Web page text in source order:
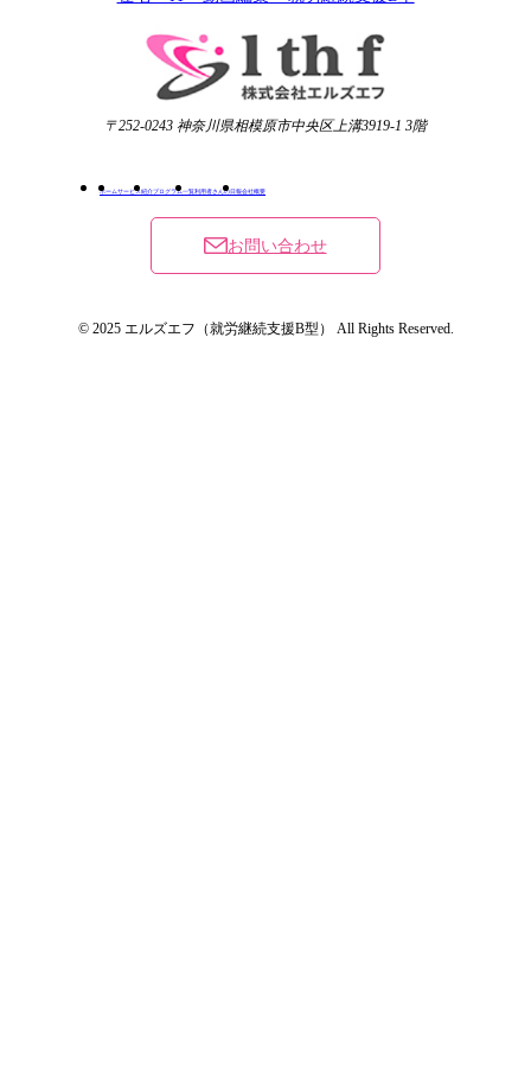
〒252-0243 神奈川県相模原市中央区上溝3919-1 3階
ホームサービス紹介プログラム一覧利用者さんの日報会社概要
お問い合わせ
© 2025 エルズエフ（就労継続支援B型） All Rights Reserved.